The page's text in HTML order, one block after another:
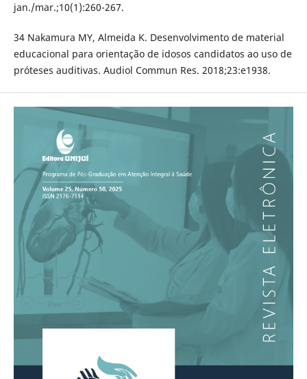
jan./mar.;10(1):260-267.
34 Nakamura MY, Almeida K. Desenvolvimento de material
educacional para orientação de idosos candidatos ao uso de
próteses auditivas. Audiol Commun Res. 2018;23:e1938.